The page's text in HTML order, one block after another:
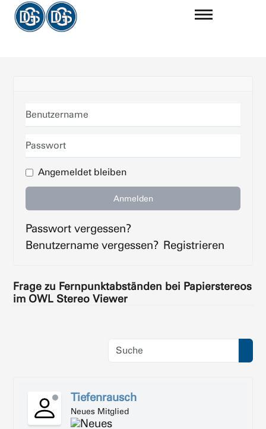
Benutzername
Passwort
Angemeldet bleiben
Anmelden
Passwort vergessen?
Benutzername vergessen? Registrieren
Frage zu Fernpunktabständen bei Papierstereos
im OWL Stereo Viewer
Tiefenrausch
Neues Mitglied